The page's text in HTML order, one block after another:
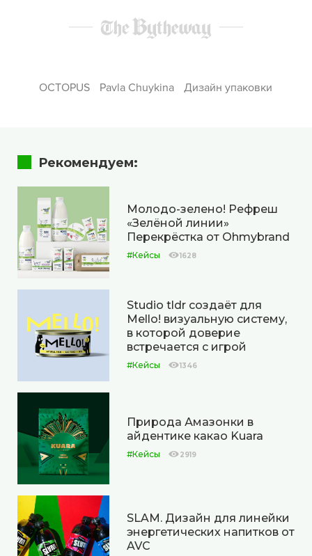
OCTOPUS Pavla Chuykina Дизайн упаковки
Рекомендуем:
Молодо-зелено! Рефреш
«Зелёной линии»
Перекрёстка от Ohmybrand
#Кейсы 1628
Studio tldr создаёт для
Mello! визуальную систему,
в которой доверие
встречается с игрой
#Кейсы 1346
Природа Амазонки в
айдентике какао Kuara
#Кейсы 2919
SLAM. Дизайн для линейки
энергетических напитков от
AVC